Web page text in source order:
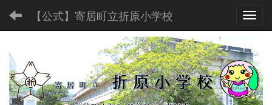
【公式】寄居町立折原小学校